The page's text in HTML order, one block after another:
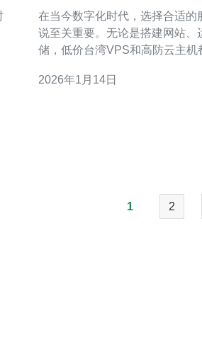
在当今数字化时代，选择合适的
说至关重要。无论是搭建网站、
储，低价台湾VPS和高防云主机
文将详细评测这些服务器类型，
2026年1月14日
1 2